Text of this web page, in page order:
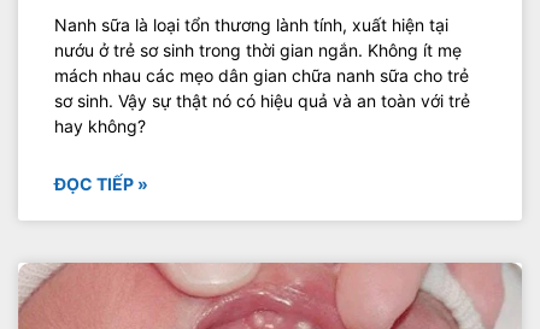
Nanh sữa là loại tổn thương lành tính, xuất hiện tại
nướu ở trẻ sơ sinh trong thời gian ngắn. Không ít mẹ
mách nhau các mẹo dân gian chữa nanh sữa cho trẻ
sơ sinh. Vậy sự thật nó có hiệu quả và an toàn với trẻ
hay không?
ĐỌC TIẾP »